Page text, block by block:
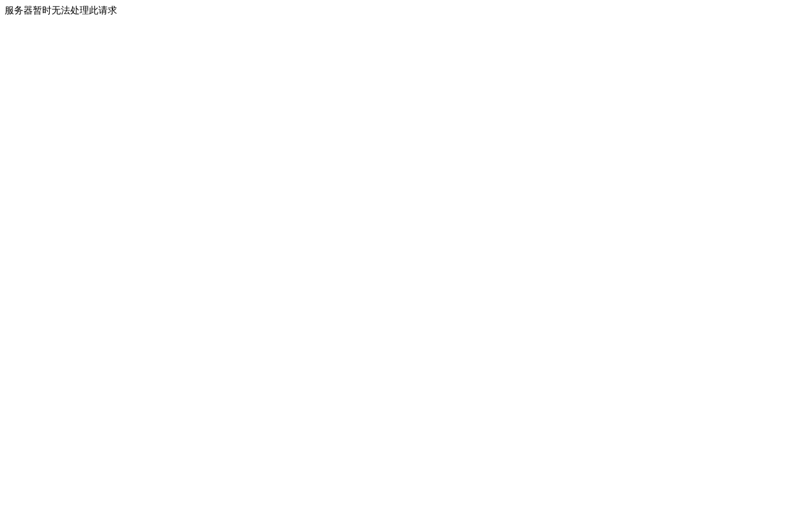
服务器暂时无法处理此请求